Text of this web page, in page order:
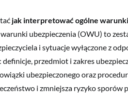
jak interpretować ogólne
ubezpieczenia (OWU) to
i sytuacje wyłączone z
definicje, przedmiot i zakres
ubezpieczonego oraz
i zmniejsza ryzyko sporów